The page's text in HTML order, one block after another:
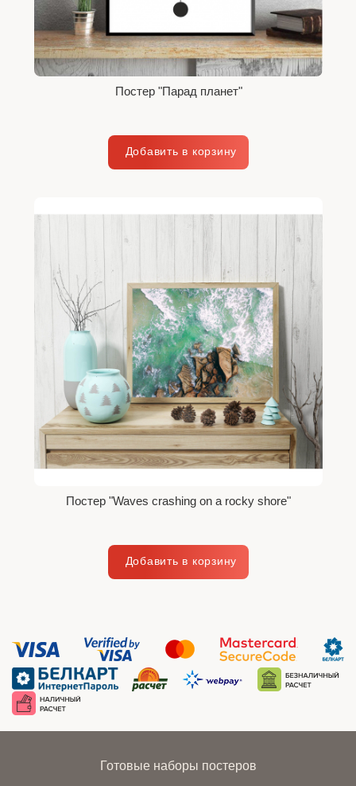
Постер "Парад планет"
Постер "Waves crashing on a rocky shore"
Готовые наборы постеров